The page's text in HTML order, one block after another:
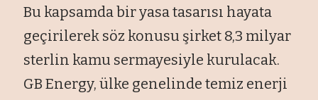
Bu kapsamda bir yasa tasarısı hayata
geçirilerek söz konusu şirket 8,3 milyar
sterlin kamu sermayesiyle kurulacak.
GB Energy, ülke genelinde temiz enerji